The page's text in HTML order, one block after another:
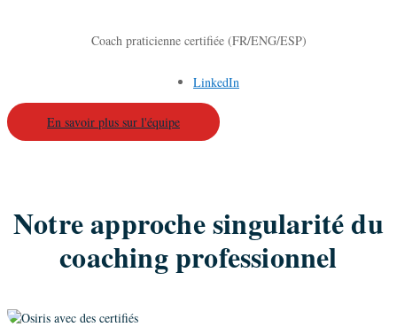
Coach praticienne certifiée (FR/ENG/ESP)
LinkedIn
En savoir plus sur l'équipe
Notre approche singularité du
coaching professionnel